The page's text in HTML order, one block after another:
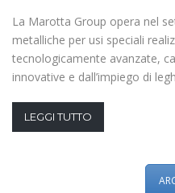
La Marotta Group opera nel
metalliche per usi speciali
tecnologicamente avanzate,
innovative e dall’impiego di
LEGGI TUTTO